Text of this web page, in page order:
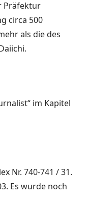
Präfektur
cir­ca 500
als die des
im Kapitel
Nr. 740-741 / 31.
Es wurde noch